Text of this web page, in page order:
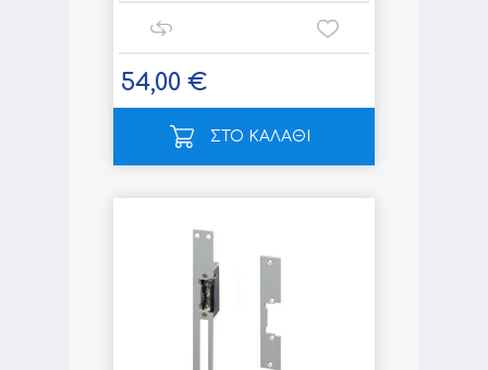
54,00 €
ΣΤΟ ΚΑΛΑΘΙ